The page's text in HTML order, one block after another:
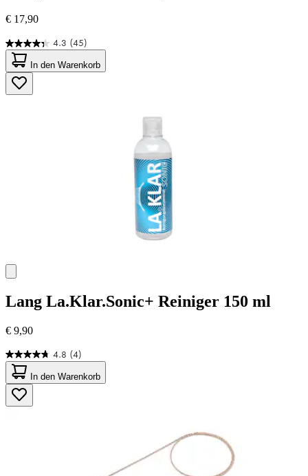
€ 17,90
4.3 (45)
4.3
von
5
Sternen.
45
In den Warenkorb
Lang La.Klar.Sonic+ Reiniger 150 ml
€ 9,90
4.8 (4)
4.8
von
5
Sternen.
4
In den Warenkorb